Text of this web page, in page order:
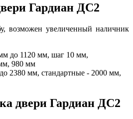
Гардиан ДС2
возможен увеличенный наличник
до 1120 мм, шаг 10 мм,
980 мм
2380 мм, стандартные - 2000 мм,
двери Гардиан ДС2